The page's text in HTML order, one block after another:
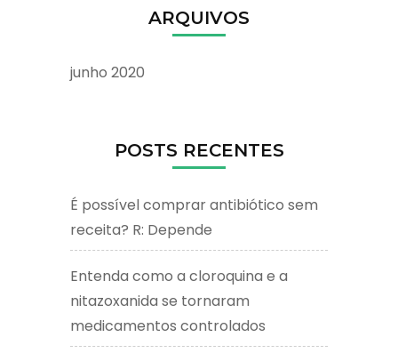
ARQUIVOS
junho 2020
POSTS RECENTES
É possível comprar antibiótico sem
receita? R: Depende
Entenda como a cloroquina e a
nitazoxanida se tornaram
medicamentos controlados